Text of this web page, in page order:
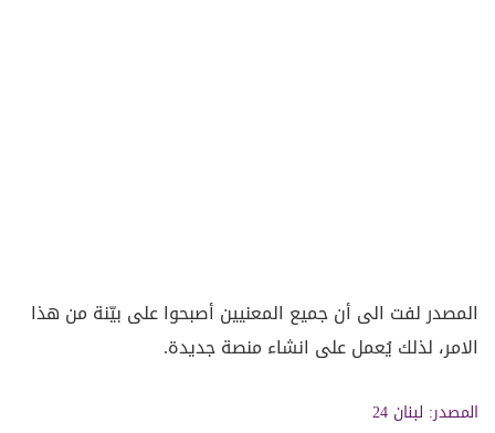
المصدر لفت الى أن جميع المعنيين أصبحوا على بيّنة من هذا
الامر، لذلك يُعمل على انشاء منصة جديدة.
المصدر: لبنان 24